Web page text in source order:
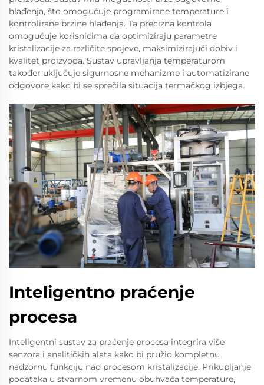
hlađenja, što omogućuje programirane temperature i
kontrolirane brzine hlađenja. Ta precizna kontrola
omogućuje korisnicima da optimiziraju parametre
kristalizacije za različite spojeve, maksimizirajući dobiv i
kvalitet proizvoda. Sustav upravljanja temperaturom
također uključuje sigurnosne mehanizme i automatizirane
odgovore kako bi se sprečila situacija termačkog izbjega.
Inteligentno praćenje
procesa
Inteligentni sustav za praćenje procesa integrira više
senzora i analitičkih alata kako bi pružio kompletnu
nadzornu funkciju nad procesom kristalizacije. Prikupljanje
podataka u stvarnom vremenu obuhvaća temperature,